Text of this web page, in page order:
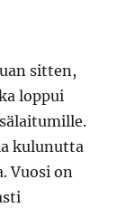
sitten,
loppui
.
kulunutta
Vuosi on